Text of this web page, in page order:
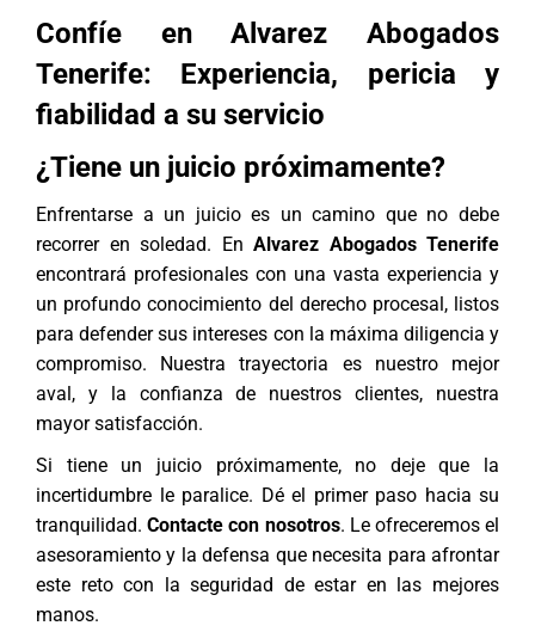
Confíe en Alvarez Abogados
Tenerife: Experiencia, pericia y
fiabilidad a su servicio
¿Tiene un juicio próximamente?
Enfrentarse a un juicio es un camino que no debe
recorrer en soledad. En Alvarez Abogados Tenerife
encontrará profesionales con una vasta experiencia y
un profundo conocimiento del derecho procesal, listos
para defender sus intereses con la máxima diligencia y
compromiso. Nuestra trayectoria es nuestro mejor
aval, y la confianza de nuestros clientes, nuestra
mayor satisfacción.
Si tiene un juicio próximamente, no deje que la
incertidumbre le paralice. Dé el primer paso hacia su
tranquilidad.Contacte con nosotros. Le ofreceremos el
asesoramiento y la defensa que necesita para afrontar
este reto con la seguridad de estar en las mejores
manos.